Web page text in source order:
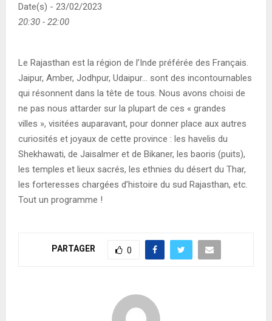
Date(s) - 23/02/2023
20:30 - 22:00
Le Rajasthan est la région de l’Inde préférée des Français.
Jaipur, Amber, Jodhpur, Udaipur… sont des incontournables
qui résonnent dans la tête de tous. Nous avons choisi de
ne pas nous attarder sur la plupart de ces « grandes
villes », visitées auparavant, pour donner place aux autres
curiosités et joyaux de cette province : les havelis du
Shekhawati, de Jaisalmer et de Bikaner, les baoris (puits),
les temples et lieux sacrés, les ethnies du désert du Thar,
les forteresses chargées d’histoire du sud Rajasthan, etc.
Tout un programme !
PARTAGER 0